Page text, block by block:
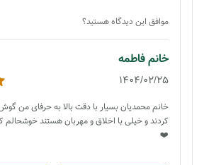
موافق این دیدگاه هستید؟
خانم فاطمه
1404/02/25
خانم محمدیان بسیار با دقت بالا به حرفای من
کردند و خیلی با اخلاق و مهربان هستند خوشحالم
❤️